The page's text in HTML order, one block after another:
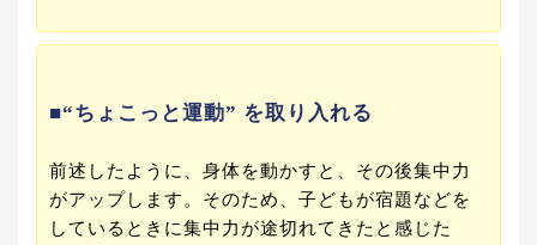
■“ちょこっと運動” を取り入れる
前述したように、身体を動かすと、その後集中力
がアップします。そのため、子どもが宿題などを
しているときに集中力が途切れてきたと感じた